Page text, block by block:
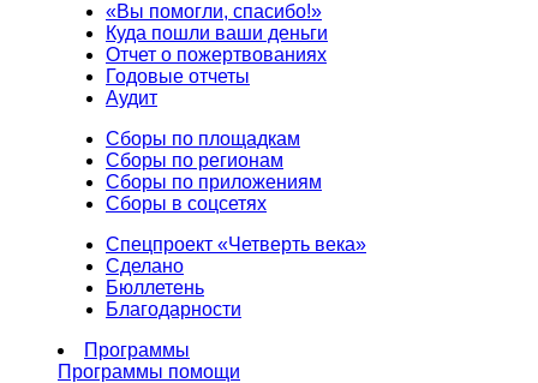
«Вы помогли, спасибо!»
Куда пошли ваши деньги
Отчет о пожертвованиях
Годовые отчеты
Аудит
Сборы по площадкам
Сборы по регионам
Сборы по приложениям
Сборы в соцсетях
Спецпроект «Четверть века»
Сделано
Бюллетень
Благодарности
Программы
Программы помощи